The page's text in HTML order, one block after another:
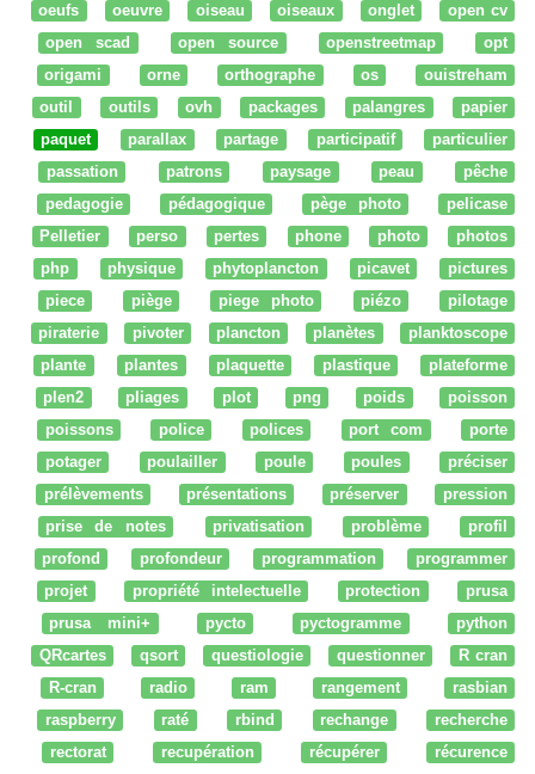
oeufs
oeuvre oiseau oiseaux onglet
open cv
open scad
open source openstreetmap
opt
origami
orne orthographe os
ouistreham
outil
outils ovh packages palangres
papier
paquet
parallax partage participatif
particulier
passation
patrons paysage peau
pêche
pedagogie
pédagogique pège photo
pelicase
Pelletier
perso pertes phone photo
photos
php
physique phytoplancton picavet
pictures
piece
piège piege photo piézo
pilotage
piraterie
pivoter plancton planètes
planktoscope
plante
plantes plaquette plastique
plateforme
plen2
pliages plot png poids
poisson
poissons
police polices port com
porte
potager
poulailler poule poules
préciser
prélèvements
présentations préserver
pression
prise de notes
privatisation problème
profil
profond
profondeur programmation
programmer
projet
propriété intelectuelle protection
prusa
prusa mini+
pycto pyctogramme
python
QRcartes
qsort questiologie questionner
R cran
R-cran
radio ram rangement
rasbian
raspberry
raté rbind rechange
recherche
rectorat
recupération récupérer
récurence